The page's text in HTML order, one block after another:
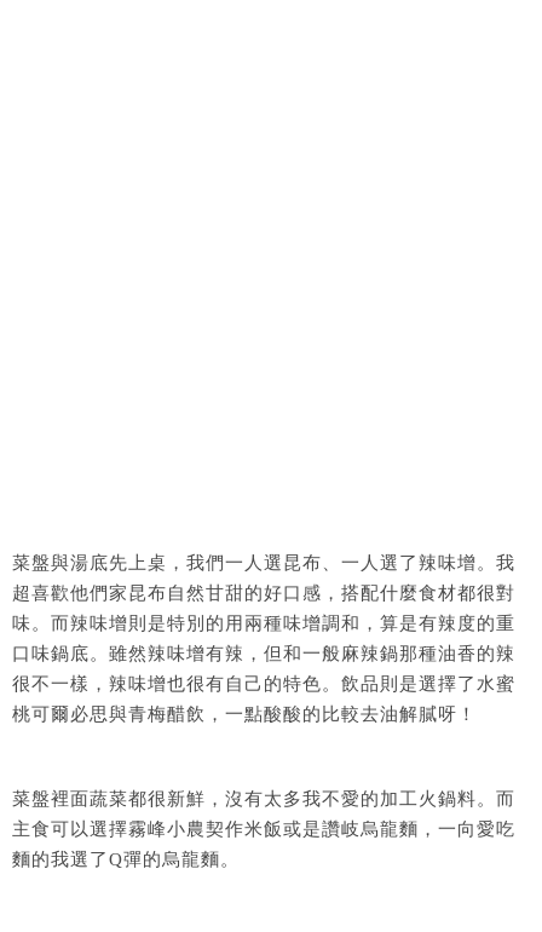
菜盤與湯底先上桌，我們一人選昆布、一人選了辣味增。我
超喜歡他們家昆布自然甘甜的好口感，搭配什麼食材都很對
味。而辣味增則是特別的用兩種味增調和，算是有辣度的重
口味鍋底。雖然辣味增有辣，但和一般麻辣鍋那種油香的辣
很不一樣，辣味增也很有自己的特色。飲品則是選擇了水蜜
桃可爾必思與青梅醋飲，一點酸酸的比較去油解膩呀！
菜盤裡面蔬菜都很新鮮，沒有太多我不愛的加工火鍋料。而
主食可以選擇霧峰小農契作米飯或是讚岐烏龍麵，一向愛吃
麵的我選了Q彈的烏龍麵。